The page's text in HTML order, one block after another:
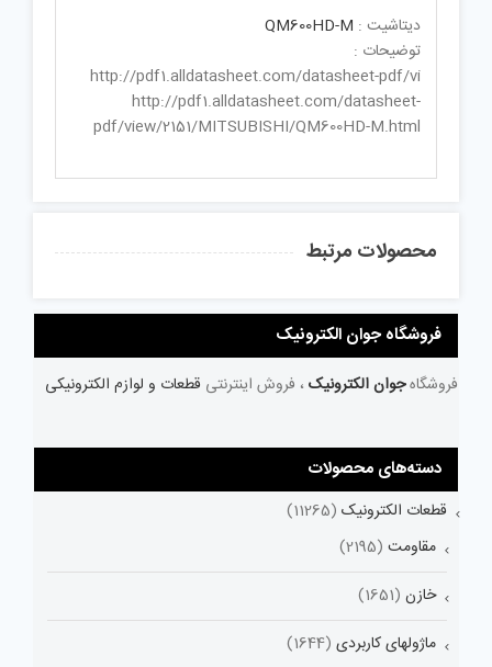
دیتاشیت : QM600HD-M
توضیحات :
http://pdf1.alldatasheet.com/datasheet-pdf/vi
http://pdf1.alldatasheet.com/datasheet-
pdf/view/2151/MITSUBISHI/QM600HD-M.html
محصولات مرتبط
فروشگاه جوان الکترونیک
فروشگاهجوان الکترونیک ، فروش اینترنتی قطعات و لوازم الکترونیکی
دسته‌های محصولات
قطعات الکترونیک (11265)
مقاومت (2195)
خازن (1651)
ماژولهای کاربردی (1644)